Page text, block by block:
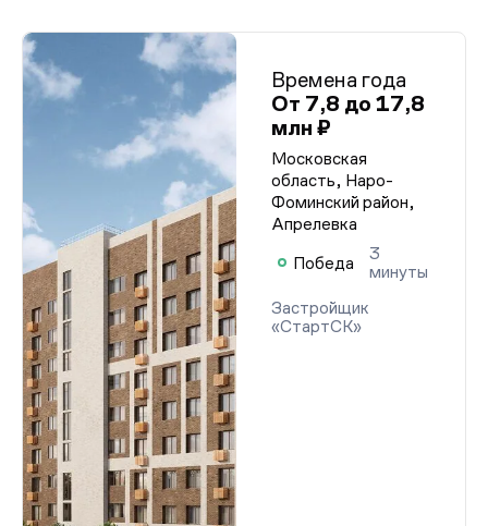
Проектная декларация от 04.06.2025 г.
Проектная декларация от 04.06.2025 г.
Проектная декларация от 04.06.2025 г.
Проектная декларация от 04.06.2025 г.
Проектная декларация от 04.06.2025 г.
Проектная декларация от 04.06.2025 г.
Проектная декларация от 04.06.2025 г.
Проектная декларация от 04.06.2025 г.
Проектная декларация от 04.06.2025 г.
Проектная декларация от 04.06.2025 г.
Проектная декларация от 04.06.2025 г.
Проектная декларация от 04.06.2025 г.
Проектная декларация от 04.06.2025 г.
Проектная декларация от 04.06.2025 г.
Проектная декларация от 04.06.2025 г.
Проектная декларация от 04.06.2025 г.
Проектная декларация от 04.06.2025 г.
Проектная декларация от 04.06.2025 г.
Проектная декларация от 04.06.2025 г.
Проектная декларация от 04.06.2025 г.
Проектная декларация от 04.06.2025 г.
Проектная декларация от 04.06.2025 г.
Проектная декларация от 04.06.2025 г.
Проектная декларация от 04.06.2025 г.
Проектная декларация от 04.06.2025 г.
Проектная декларация от 04.06.2025 г.
Времена года
От 7,8 до 17,8
млн ₽
Московская
область, Наро-
Фоминский район,
Апрелевка
Победа
3
минуты
Застройщик
«СтартСК»